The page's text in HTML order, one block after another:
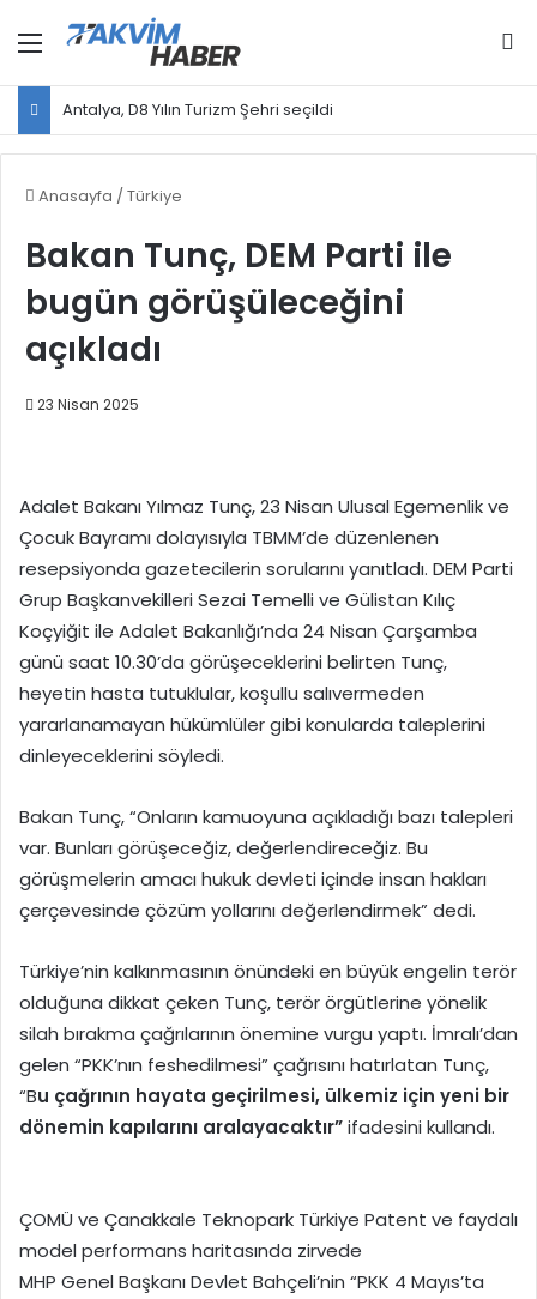
Menü
Antalya, D8 Yılın Turizm Şehri seçildi
Anasayfa / Türkiye
Bakan Tunç, DEM Parti ile
bugün görüşüleceğini
açıkladı
23 Nisan 2025
Adalet Bakanı Yılmaz Tunç, 23 Nisan Ulusal Egemenlik ve
Çocuk Bayramı dolayısıyla TBMM’de düzenlenen
resepsiyonda gazetecilerin sorularını yanıtladı. DEM Parti
Grup Başkanvekilleri Sezai Temelli ve Gülistan Kılıç
Koçyiğit ile Adalet Bakanlığı’nda 24 Nisan Çarşamba
günü saat 10.30’da görüşeceklerini belirten Tunç,
heyetin hasta tutuklular, koşullu salıvermeden
yararlanamayan hükümlüler gibi konularda taleplerini
dinleyeceklerini söyledi.
Bakan Tunç, “Onların kamuoyuna açıkladığı bazı talepleri
var. Bunları görüşeceğiz, değerlendireceğiz. Bu
görüşmelerin amacı hukuk devleti içinde insan hakları
çerçevesinde çözüm yollarını değerlendirmek” dedi.
Türkiye’nin kalkınmasının önündeki en büyük engelin terör
olduğuna dikkat çeken Tunç, terör örgütlerine yönelik
silah bırakma çağrılarının önemine vurgu yaptı. İmralı’dan
gelen “PKK’nın feshedilmesi” çağrısını hatırlatan Tunç,
“Bu çağrının hayata geçirilmesi, ülkemiz için yeni bir
dönemin kapılarını aralayacaktır”ifadesini kullandı.
ÇOMÜ ve Çanakkale Teknopark Türkiye Patent ve faydalı
model performans haritasında zirvede
MHP Genel Başkanı Devlet Bahçeli’nin “PKK 4 Mayıs’ta